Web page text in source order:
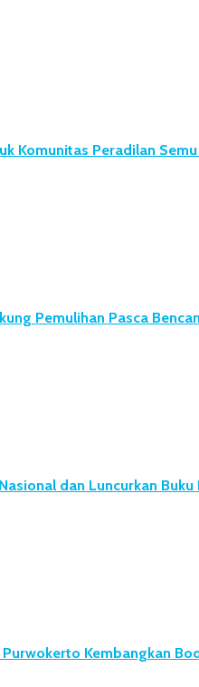
Komunitas Peradilan
Pemulihan Pasca
dan Luncurkan
Kembangkan